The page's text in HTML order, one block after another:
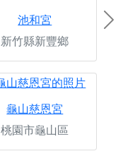
池和宮
新竹縣新豐鄉
龜山慈恩宮
桃園市龜山區